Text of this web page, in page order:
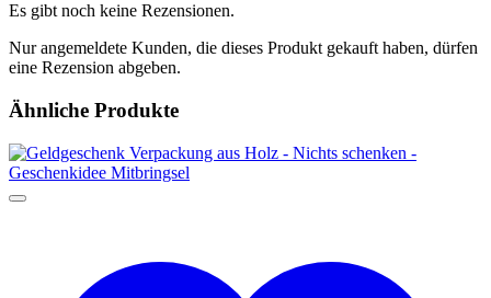
Es gibt noch keine Rezensionen.
Nur angemeldete Kunden, die dieses Produkt gekauft haben, dürfen
eine Rezension abgeben.
Ähnliche Produkte